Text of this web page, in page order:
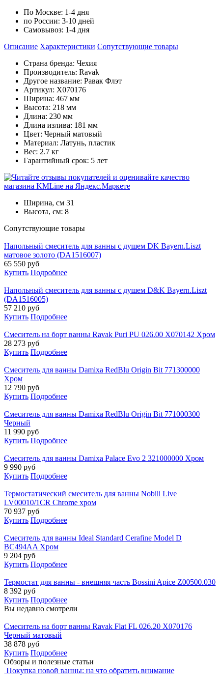
По Москве: 1-4 дня
по России: 3-10 дней
Самовывоз: 1-4 дня
Описание Характеристики Cопутствующие товары
Страна бренда: Чехия
Производитель: Ravak
Другое название: Равак Флэт
Артикул: X070176
Ширина: 467 мм
Высота: 218 мм
Длина: 230 мм
Длина излива: 181 мм
Цвет: Черный матовый
Материал: Латунь, пластик
Вес: 2.7 кг
Гарантийный срок: 5 лет
Ширина, см 31
Высота, см: 8
Cопутствующие товары
Напольный смеситель для ванны с душем DK Bayern.Liszt
матовое золото (DA1516007)
65 550 руб
Купить Подробнее
Напольный смеситель для ванны с душем D&K Bayern.Liszt
(DA1516005)
57 210 руб
Купить Подробнее
Смеситель на борт ванны Ravak Puri PU 026.00 X070142 Хром
28 273 руб
Купить Подробнее
Смеситель для ванны Damixa RedBlu Origin Bit 771300000
Хром
12 790 руб
Купить Подробнее
Смеситель для ванны Damixa RedBlu Origin Bit 771000300
Черный
11 990 руб
Купить Подробнее
Смеситель для ванны Damixa Palace Evo 2 321000000 Хром
9 990 руб
Купить Подробнее
Термостатический смеситель для ванны Nobili Live
LV00010/1CR Chrome хром
70 937 руб
Купить Подробнее
Смеситель для ванны Ideal Standard Cerafine Model D
BC494AA Хром
9 204 руб
Купить Подробнее
Термостат для ванны - внешняя часть Bossini Apice Z00500.030
8 392 руб
Купить Подробнее
Вы недавно смотрели
Смеситель на борт ванны Ravak Flat FL 026.20 X070176
Черный матовый
38 878 руб
Купить Подробнее
Обзоры и полезные статьи
Покупка новой ванны: на что обратить внимание